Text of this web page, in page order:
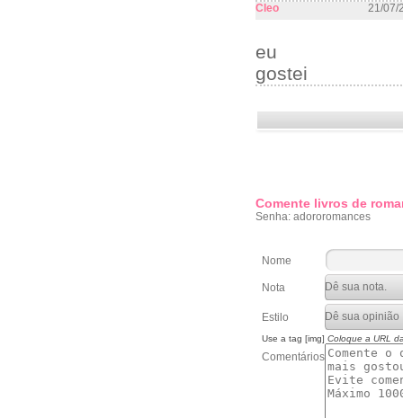
Cleo 21/07/
eu
gostei
Comente livros de
Senha: adororomances
Nome
Nota
Estilo
Use a tag [img] Coloque a URL
Comentários